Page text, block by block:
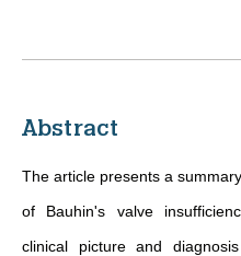
Abstract
The article presents a
of Bauhin's valve
clinical picture and